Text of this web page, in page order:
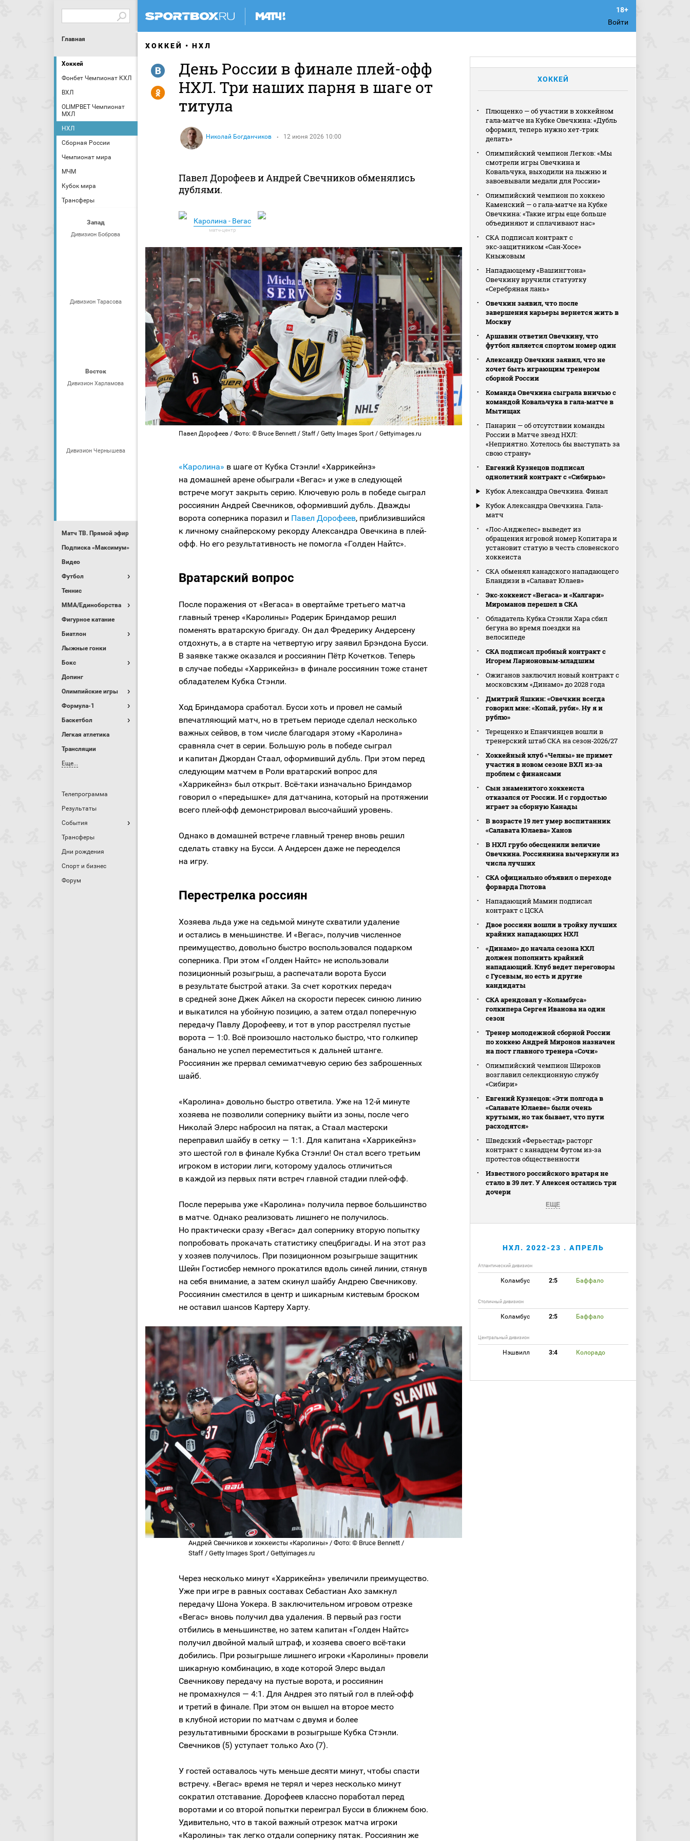
Войти
Главная
Хоккей
Фонбет Чемпионат КХЛ
ВХЛ
OLIMPBET Чемпионат
МХЛ
НХЛ
Сборная России
Чемпионат мира
МЧМ
Кубок мира
Трансферы
Запад
Дивизион Боброва
Дивизион Тарасова
Восток
Дивизион Харламова
Дивизион Чернышева
Матч ТВ. Прямой эфир
Подписка «Максимум»
Видео
Футбол
Теннис
MMA/Единоборства
Фигурное катание
Биатлон
Лыжные гонки
Бокс
Допинг
Олимпийские игры
Формула-1
Баскетбол
Легкая атлетика
Трансляции
Еще...
Телепрограмма
Результаты
События
Трансферы
Дни рождения
Спорт и бизнес
Форум
ХОККЕЙ НХЛ
День России в финале плей-офф
НХЛ. Три наших парня в шаге от
титула
Николай Богданчиков 12 июня 2026 10:00
R
Y
Павел Дорофеев и Андрей Свечников обменялись
дублями.
Каролина - Вегас
Павел Дорофеев / Фото: © Bruce Bennett / Staff / Getty Images Sport / Gettyimages.ru
«Каролина» в шаге от Кубка Стэнли! «Харрикейнз»
на домашней арене обыграли «Вегас» и уже в следующей
встрече могут закрыть серию. Ключевую роль в победе сыграл
россиянин Андрей Свечников, оформивший дубль. Дважды
ворота соперника поразил и Павел Дорофеев, приблизившийся
к личному снайперскому рекорду Александра Овечкина в плей-
офф. Но его результативность не помогла «Голден Найтс».
Вратарский вопрос
После поражения от «Вегаса» в овертайме третьего матча
главный тренер «Каролины» Родерик Бриндамор решил
поменять вратарскую бригаду. Он дал Фредерику Андерсену
отдохнуть, а в старте на четвертую игру заявил Брэндона Бусси.
В заявке также оказался и россиянин Пётр Кочетков. Теперь
в случае победы «Харрикейнз» в финале россиянин тоже станет
обладателем Кубка Стэнли.
Ход Бриндамора сработал. Бусси хоть и провел не самый
впечатляющий матч, но в третьем периоде сделал несколько
важных сейвов, в том числе благодаря этому «Каролина»
сравняла счет в серии. Большую роль в победе сыграл
и капитан Джордан Стаал, оформивший дубль. При этом перед
следующим матчем в Роли вратарский вопрос для
«Харрикейнз» был открыт. Всё-таки изначально Бриндамор
говорил о «передышке» для датчанина, который на протяжении
всего плей-офф демонстрировал высочайший уровень.
Однако в домашней встрече главный тренер вновь решил
сделать ставку на Бусси. А Андерсен даже не переоделся
на игру.
Перестрелка россиян
Хозяева льда уже на седьмой минуте схватили удаление
и остались в меньшинстве. И «Вегас», получив численное
преимущество, довольно быстро воспользовался подарком
соперника. При этом «Голден Найтс» не использовали
позиционный розыгрыш, а распечатали ворота Бусси
в результате быстрой атаки. За счет коротких передач
в средней зоне Джек Айкел на скорости пересек синюю линию
и выкатился на убойную позицию, а затем отдал поперечную
передачу Павлу Дорофееву, и тот в упор расстрелял пустые
ворота — 1:0. Всё произошло настолько быстро, что голкипер
банально не успел переместиться к дальней штанге.
Россиянин же прервал семиматчевую серию без заброшенных
шайб.
«Каролина» довольно быстро ответила. Уже на 12-й минуте
хозяева не позволили сопернику выйти из зоны, после чего
Николай Элерс набросил на пятак, а Стаал мастерски
переправил шайбу в сетку — 1:1. Для капитана «Харрикейнз»
это шестой гол в финале Кубка Стэнли! Он стал всего третьим
игроком в истории лиги, которому удалось отличиться
в каждой из первых пяти встреч главной стадии плей-офф.
После перерыва уже «Каролина» получила первое большинство
в матче. Однако реализовать лишнего не получилось.
Но практически сразу «Вегас» дал сопернику вторую попытку
попробовать прокачать статистику спецбригады. И на этот раз
у хозяев получилось. При позиционном розыгрыше защитник
Шейн Гостисбер немного прокатился вдоль синей линии, стянув
на себя внимание, а затем скинул шайбу Андрею Свечникову.
Россиянин сместился в центр и шикарным кистевым броском
не оставил шансов Картеру Харту.
Андрей Свечников и хоккеисты «Каролины» / Фото: © Bruce Bennett /
Staff / Getty Images Sport / Gettyimages.ru
Через несколько минут «Харрикейнз» увеличили преимущество.
Уже при игре в равных составах Себастиан Ахо замкнул
передачу Шона Уокера. В заключительном игровом отрезке
«Вегас» вновь получил два удаления. В первый раз гости
отбились в меньшинстве, но затем капитан «Голден Найтс»
получил двойной малый штраф, и хозяева своего всё-таки
добились. При розыгрыше лишнего игроки «Каролины» провели
шикарную комбинацию, в ходе которой Элерс выдал
Свечникову передачу на пустые ворота, и россиянин
не промахнулся — 4:1. Для Андрея это пятый гол в плей-офф
и третий в финале. При этом он вышел на второе место
в клубной истории по матчам с двумя и более
результативными бросками в розыгрыше Кубка Стэнли.
Свечников (5) уступает только Ахо (7).
У гостей оставалось чуть меньше десяти минут, чтобы спасти
встречу. «Вегас» время не терял и через несколько минут
сократил отставание. Дорофеев классно поработал перед
воротами и со второй попытки переиграл Бусси в ближнем бою.
Удивительно, что в такой важный отрезок матча игроки
«Каролины» так легко отдали сопернику пятак. Россиянин же
ХОККЕЙ
Плющенко — об участии в хоккейном
гала‑матче на Кубке Овечкина: «Дубль
оформил, теперь нужно хет‑трик
делать»
Олимпийский чемпион Легков: «Мы
смотрели игры Овечкина и
Ковальчука, выходили на лыжню и
завоевывали медали для России»
Олимпийский чемпион по хоккею
Каменский — о гала‑матче на Кубке
Овечкина: «Такие игры еще больше
объединяют и сплачивают нас»
СКА подписал контракт с
экс‑защитником «Сан‑Хосе»
Кныжовым
Нападающему «Вашингтона»
Овечкину вручили статуэтку
«Серебряная лань»
Овечкин заявил, что после
завершения карьеры вернется жить в
Москву
Аршавин ответил Овечкину, что
футбол является спортом номер один
Александр Овечкин заявил, что не
хочет быть играющим тренером
сборной России
Команда Овечкина сыграла вничью с
командой Ковальчука в гала‑матче в
Мытищах
Панарин — об отсутствии команды
России в Матче звезд НХЛ:
«Неприятно. Хотелось бы выступать за
свою страну»
Евгений Кузнецов подписал
однолетний контракт с «Сибирью»
Кубок Александра Овечкина. Финал
Кубок Александра Овечкина. Гала-
матч
«Лос‑Анджелес» выведет из
обращения игровой номер Копитара и
установит статую в честь словенского
хоккеиста
СКА обменял канадского нападающего
Бландизи в «Салават Юлаев»
Экс‑хоккеист «Вегаса» и «Калгари»
Мироманов перешел в СКА
Обладатель Кубка Стэнли Хара сбил
бегуна во время поездки на
велосипеде
СКА подписал пробный контракт с
Игорем Ларионовым‑младшим
Ожиганов заключил новый контракт с
московским «Динамо» до 2028 года
Дмитрий Яшкин: «Овечкин всегда
говорил мне: «Копай, руби». Ну я и
рублю»
Терещенко и Епанчинцев вошли в
тренерский штаб СКА на сезон‑2026/27
Хоккейный клуб «Челны» не примет
участия в новом сезоне ВХЛ из‑за
проблем с финансами
Сын знаменитого хоккеиста
отказался от России. И с гордостью
играет за сборную Канады
В возрасте 19 лет умер воспитанник
«Салавата Юлаева» Ханов
В НХЛ грубо обесценили величие
Овечкина. Россиянина вычеркнули из
числа лучших
СКА официально объявил о переходе
форварда Глотова
Нападающий Мамин подписал
контракт с ЦСКА
Двое россиян вошли в тройку лучших
крайних нападающих НХЛ
«Динамо» до начала сезона КХЛ
должен пополнить крайний
нападающий. Клуб ведет переговоры
с Гусевым, но есть и другие
кандидаты
СКА арендовал у «Коламбуса»
голкипера Сергея Иванова на один
сезон
Тренер молодежной сборной России
по хоккею Андрей Миронов назначен
на пост главного тренера «Сочи»
Олимпийский чемпион Широков
возглавил селекционную службу
«Сибири»
Евгений Кузнецов: «Эти полгода в
«Салавате Юлаеве» были очень
крутыми, но так бывает, что пути
расходятся»
Шведский «Ферьестад» расторг
контракт с канадцем Футом из‑за
протестов общественности
Известного российского вратаря не
стало в 39 лет. У Алексея остались три
дочери
ЕЩЕ
НХЛ. 2022-23 . АПРЕЛЬ
Атлантический дивизион
Коламбус 2:5 Баффало
Столичный дивизион
Коламбус 2:5 Баффало
Центральный дивизион
Нэшвилл 3:4 Колорадо